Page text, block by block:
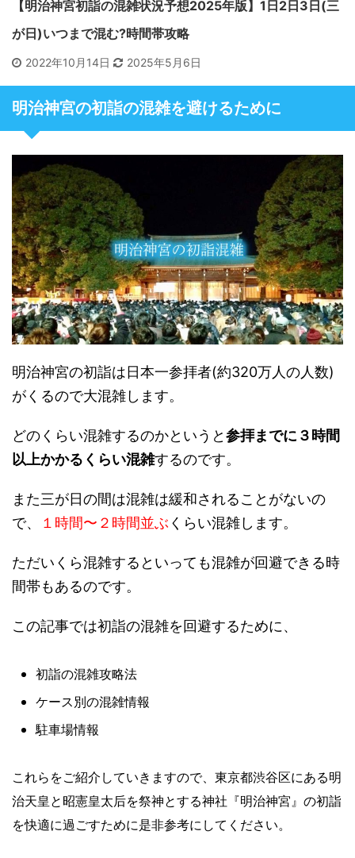
【明治神宮初詣の混雑状況予想2025年版】1日2日3日(三
が日)いつまで混む?時間帯攻略
2022年10月14日 2025年5月6日
明治神宮の初詣の混雑を避けるために
明治神宮の初詣は日本一参拝者(約320万人の人数)
がくるので大混雑します。
どのくらい混雑するのかというと参拝までに３時間
以上かかるくらい混雑するのです。
また三が日の間は混雑は緩和されることがないの
で、
１時間〜２時間並ぶ くらい混雑します。
ただいくら混雑するといっても混雑が回避できる時
間帯もあるのです。
この記事では初詣の混雑を回避するために、
初詣の混雑攻略法
ケース別の混雑情報
駐車場情報
これらをご紹介していきますので、東京都渋谷区にある明
治天皇と昭憲皇太后を祭神とする神社『明治神宮』の初詣
を快適に過ごすために是非参考にしてください。